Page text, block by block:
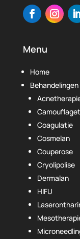
Menu
Home
Behandelingen
Coagulatie
Cosmelan
Couperose
Cryolipolise
Dermalan
HIFU